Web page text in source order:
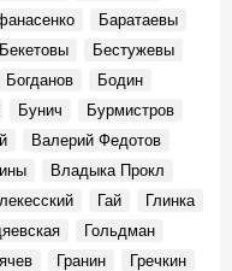
тренеру
вазу «Ветви
Баратаевы
Бекетовы
Бестужевы
Богданов
Бодин
Бунич
Бурмистров
Валерий Федотов
Владыка Прокл
Гай
Глинка
Гольдман
Гранин
Гречкин